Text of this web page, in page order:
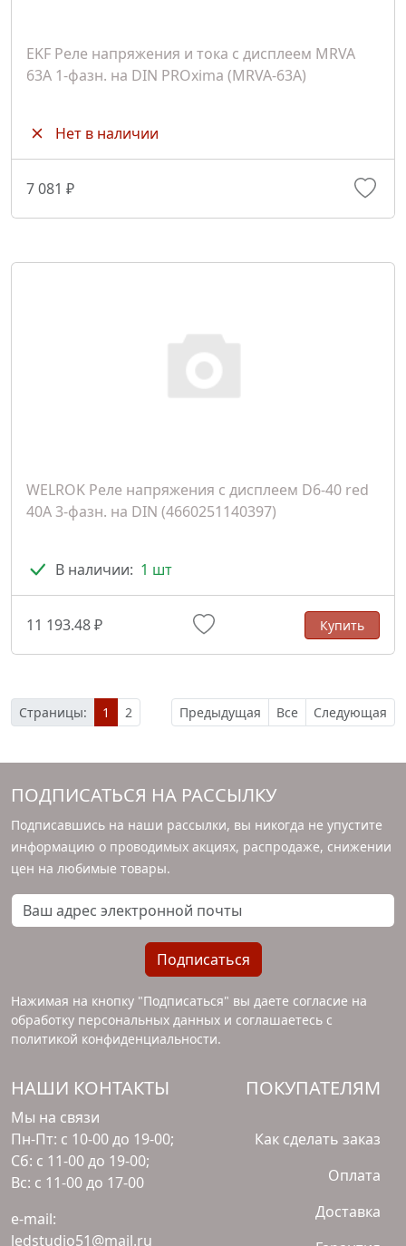
EKF Реле напряжения и тока с дисплеем MRVA
63A 1-фазн. на DIN PROxima (MRVA-63A)
Нет в наличии
7 081 ₽
WELROK Реле напряжения с дисплеем D6-40 red
40A 3-фазн. на DIN (4660251140397)
В наличии: 1 шт
11 193.48 ₽ Купить
Страницы: 1 2 Предыдущая Все Следующая
ПОДПИСАТЬСЯ НА РАССЫЛКУ
Подписавшись на наши рассылки, вы никогда не упустите
информацию о проводимых акциях, распродаже, снижении
цен на любимые товары.
Ваш адрес электронной почты
Подписаться
Нажимая на кнопку "Подписаться" вы даете согласие на
обработку персональных данных и соглашаетесь с
политикой конфиденциальности.
НАШИ КОНТАКТЫ
Мы на связи
Пн-Пт: с 10-00 до 19-00;
Сб: с 11-00 до 19-00;
Вс: с 11-00 до 17-00
e-mail:
ledstudio51@mail.ru
ПОКУПАТЕЛЯМ
Как сделать заказ
Оплата
Доставка